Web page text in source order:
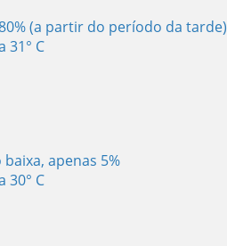
(a partir do período da tarde)
31° C
apenas 5%
30° C